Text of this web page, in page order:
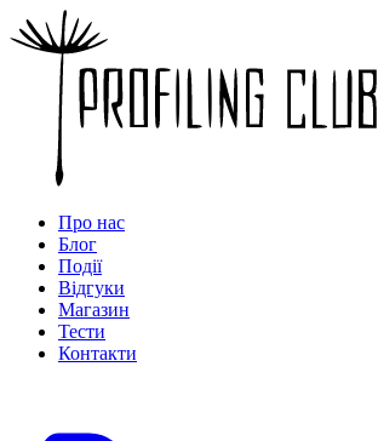
Про нас
Блог
Події
Відгуки
Магазин
Тести
Контакти